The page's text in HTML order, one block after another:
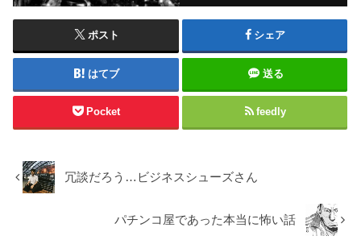
ポスト シェア
はてブ 送る
Pocket feedly
冗談だろう…ビジネスシューズさん
パチンコ屋であった本当に怖い話